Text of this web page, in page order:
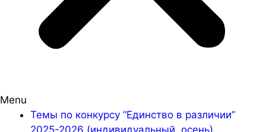
Menu
Темы по конкурсу “Единство в различии”
2025-2026 (индивидуальный, осень)